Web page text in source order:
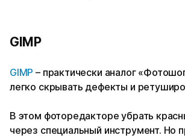
GIMP
GIMP – практически аналог
легко скрывать дефекты и
В этом фоторедакторе убрать
через специальный инструмент. Но